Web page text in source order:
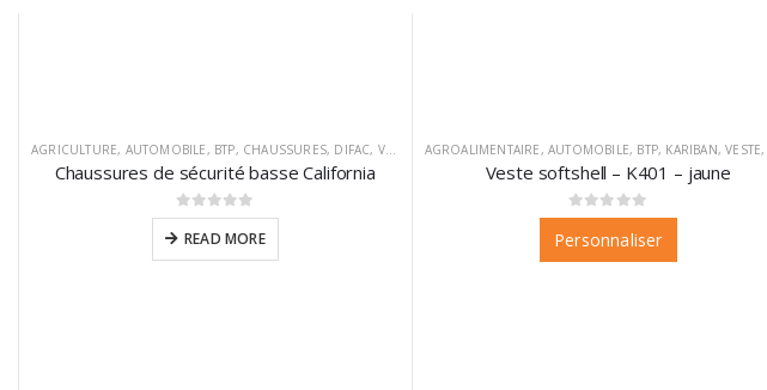
AGRICULTURE, AUTOMOBILE, BTP, CHAUSSURES, DIFAC, VM FOOTWEAR
Chaussures de sécurité basse California
0sur 5
READ MORE
AGROALIMENTAIRE, AUTOMOBILE, BTP, KARIBAN,VESTE,
Veste softshell – K401 – jaune
0sur 5
Personnaliser